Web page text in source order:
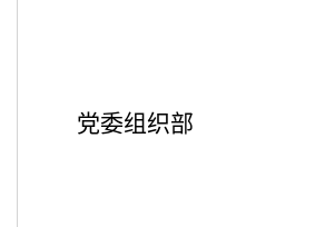
党委组织部